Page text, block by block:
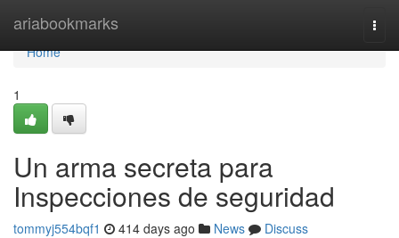
ariabookmarks
Home
Home
1
Un arma secreta para
Inspecciones de seguridad
tommyj554bqf1 414 days ago News
Discuss